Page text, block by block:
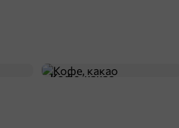
Кофе, какао